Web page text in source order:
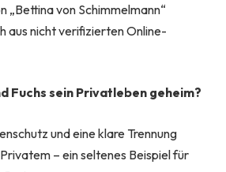
„Bettina von Schimmelmann“
aus nicht verifizierten Online-
Fuchs sein Privatleben geheim?
und eine klare Trennung
– ein seltenes Beispiel für